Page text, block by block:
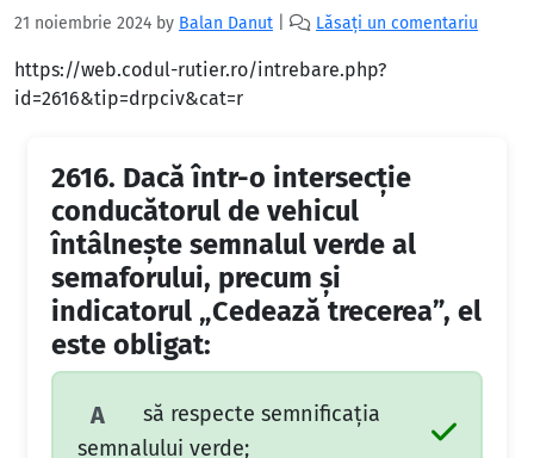
21 noiembrie 2024 by Balan Danut Lăsați un comentariu
https://web.codul-rutier.ro/intrebare.php?
id=2616&tip=drpciv&cat=r
2616. Dacă într-o intersecţie
conducătorul de vehicul
întâlneşte semnalul verde al
semaforului, precum şi
indicatorul „Cedează trecerea”, el
este obligat:
A
să respecte semnificaţia
semnalului verde;